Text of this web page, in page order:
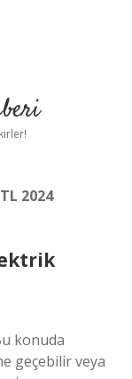
2024
konuda
geçebilir veya